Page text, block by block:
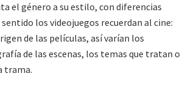
el género a su estilo, con diferencias
sentido los videojuegos recuerdan al cine:
de las películas, así varían los
de las escenas, los temas que tratan o
trama.